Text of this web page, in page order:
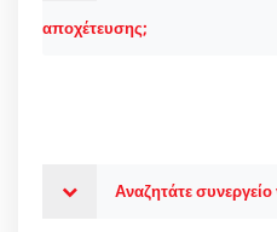
αποχέτευσης;
Αναζητάτε